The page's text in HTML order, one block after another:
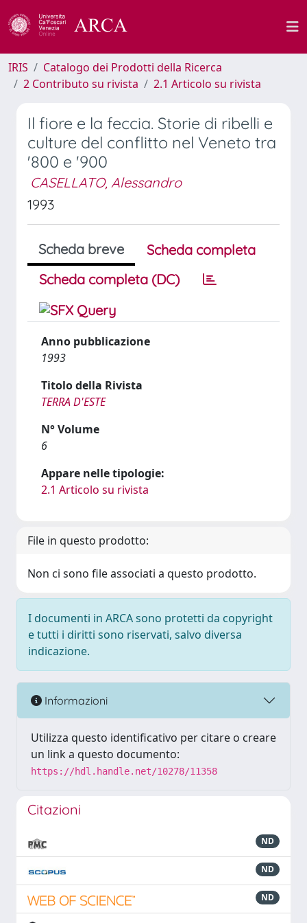
IRIS
Catalogo dei Prodotti della Ricerca
2 Contributo su rivista
2.1 Articolo su rivista
Il fiore e la feccia. Storie di ribelli e
culture del conflitto nel Veneto tra
'800 e '900
CASELLATO, Alessandro
1993
Scheda breve
Scheda completa
Scheda completa (DC)
Anno pubblicazione
1993
Titolo della Rivista
TERRA D'ESTE
N° Volume
6
Appare nelle tipologie:
2.1 Articolo su rivista
File in questo prodotto:
Non ci sono file associati a questo prodotto.
I documenti in ARCA sono protetti da copyright
e tutti i diritti sono riservati, salvo diversa
indicazione.
Informazioni
Utilizza questo identificativo per citare o creare
un link a questo documento:
https://hdl.handle.net/10278/11358
Citazioni
ND
ND
ND